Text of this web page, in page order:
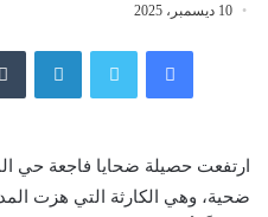
10 ديسمبر، 2025
فيسبوك لينكدإن
ضحية، وهي الكارثة التي هزت